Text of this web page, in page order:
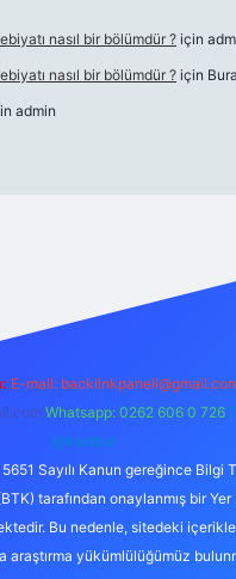
nasıl bir bölümdür ? için
nasıl bir bölümdür ? için
admin
E-mail:
Whatsapp: 0262 606 0 726
@karabul
Sayılı Kanun gereğince Bilgi
tarafından onaylanmış bir Yer
Bu nedenle, sitedeki
araştırma yükümlülüğümüz